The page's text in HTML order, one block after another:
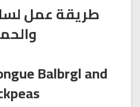
طريقة عمل
Balbrgl and